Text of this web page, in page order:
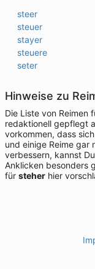
steer
steuer
stayer
steuere
seter
Hinweise zu
Die Liste von Reimen
redaktionell gepflegt
vorkommen, dass
und einige Reime gar
verbessern, kannst
Anklicken besonders
für steher hier